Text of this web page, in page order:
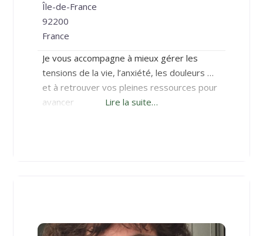
Île-de-France
92200
France
Je vous accompagne à mieux gérer les
tensions de la vie, l’anxiété, les douleurs …
et à retrouver vos pleines ressources pour
avancer
Lire la suite…